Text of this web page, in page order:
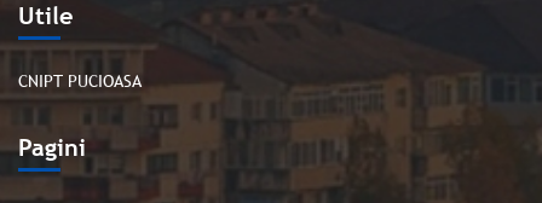
Utile
CNIPT PUCIOASA
Pagini